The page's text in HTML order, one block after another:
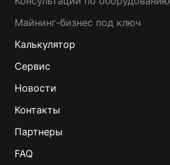
Майнинг-бизнес под ключ
Калькулятор
Сервис
Новости
Контакты
Партнеры
FAQ